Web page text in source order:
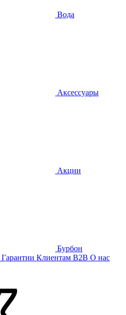
Вода
Аксессуары
Акции
Бурбон
Гарантии Клиентам B2B О нас